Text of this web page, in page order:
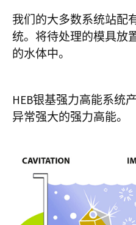
我们的大多数系统站配
统。将待处理的模具放
的水体中。
HEB银基强力高能系统
异常强大的强力高能。